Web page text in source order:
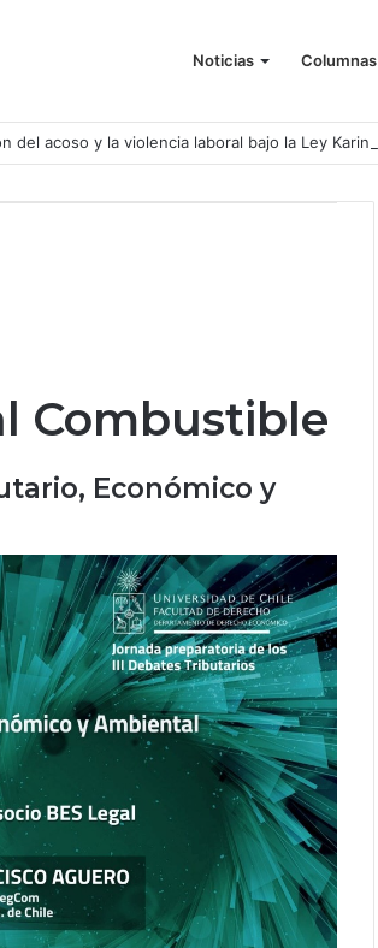
Noticias Columnas
acoso y la violencia laboral bajo la Ley Karin
Combustible
Económico y